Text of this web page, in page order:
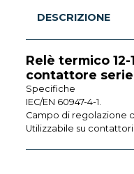
DESCRIZIONE
Relè termico
contattore serie
Specifiche
IEC/EN 60947-4-1.
Campo di regolazione
Utilizzabile su contattori